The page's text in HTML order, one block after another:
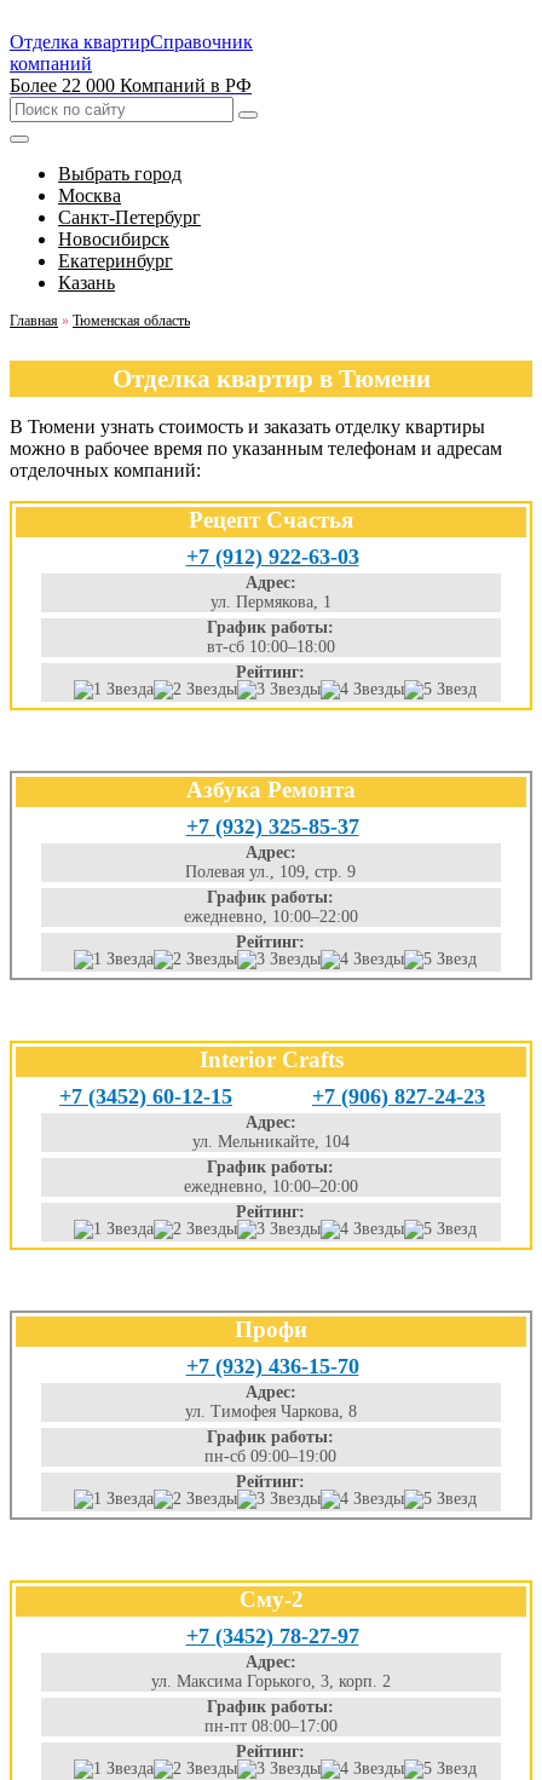
Отделка квартирСправочник
компаний
Более 22 000 Компаний в РФ
Выбрать город
Москва
Санкт-Петербург
Новосибирск
Екатеринбург
Казань
Главная » Тюменская область
Отделка квартир в Тюмени
В Тюмени узнать стоимость и заказать отделку квартиры
можно в рабочее время по указанным телефонам и адресам
отделочных компаний:
Рецепт Счастья
+7 (912) 922-63-03
Адрес:
ул. Пермякова, 1
График работы:
вт-сб 10:00–18:00
Рейтинг:
Азбука Ремонта
+7 (932) 325-85-37
Адрес:
Полевая ул., 109, стр. 9
График работы:
ежедневно, 10:00–22:00
Рейтинг:
Interior Crafts
+7 (3452) 60-12-15 +7 (906) 827-24-23
Адрес:
ул. Мельникайте, 104
График работы:
ежедневно, 10:00–20:00
Рейтинг:
Профи
+7 (932) 436-15-70
Адрес:
ул. Тимофея Чаркова, 8
График работы:
пн-сб 09:00–19:00
Рейтинг:
Сму-2
+7 (3452) 78-27-97
Адрес:
ул. Максима Горького, 3, корп. 2
График работы:
пн-пт 08:00–17:00
Рейтинг: